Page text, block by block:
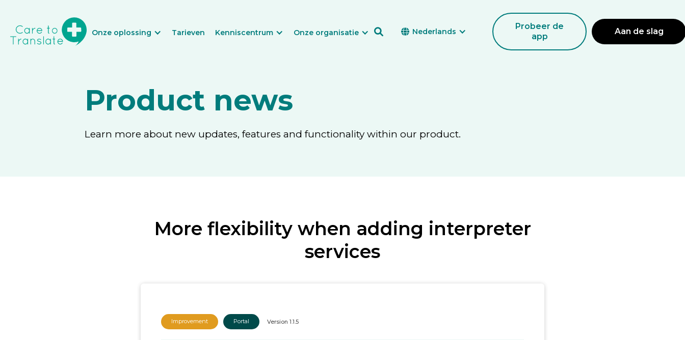
Onze oplossing Tarieven Kenniscentrum Onze organisatie   Nederlands
Probeer de
app
Aan de slag
Product news
Learn more about new updates, features and functionality within our product.
More flexibility when adding interpreter
services
Improvement Portal Version 1.1.5